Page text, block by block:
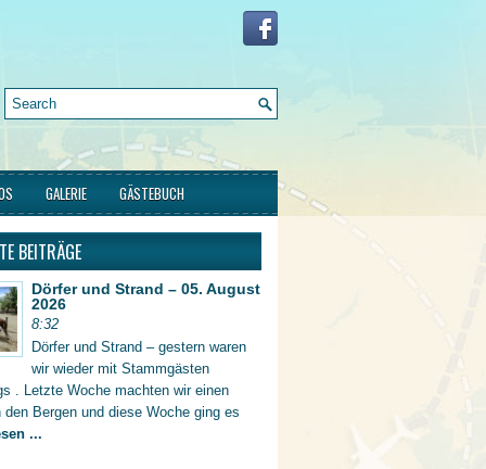
GALERIE GÄSTEBUCH
BEITRÄGE
Dörfer und Strand – 05. August
2026
8:32
Dörfer und Strand – gestern waren
wir wieder mit Stammgästen
. Letzte Woche machten wir einen
den Bergen und diese Woche ging es
...